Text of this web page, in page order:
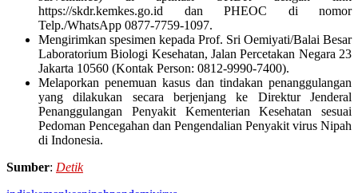
https://skdr.kemkes.go.id dan PHEOC di nomor
Telp./WhatsApp 0877-7759-1097.
Mengirimkan spesimen kepada Prof. Sri Oemiyati/Balai Besar
Laboratorium Biologi Kesehatan, Jalan Percetakan Negara 23
Jakarta 10560 (Kontak Person: 0812-9990-7400).
Melaporkan penemuan kasus dan tindakan penanggulangan
yang dilakukan secara berjenjang ke Direktur Jenderal
Penanggulangan Penyakit Kementerian Kesehatan sesuai
Pedoman Pencegahan dan Pengendalian Penyakit virus Nipah
di Indonesia.
Sumber: Detik